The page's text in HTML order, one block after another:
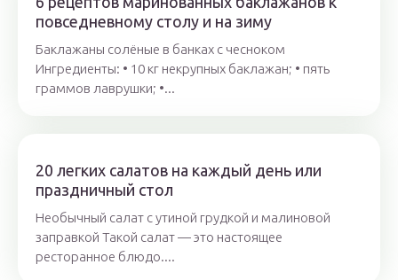
повседневному столу и на зиму
Баклажаны солёные в банках с чесноком
Ингредиенты: • 10 кг некрупных баклажан; • пять
граммов лаврушки; •...
20 легких салатов на каждый день или
праздничный стол
Необычный салат с утиной грудкой и малиновой
заправкой Такой салат — это настоящее
ресторанное блюдо....